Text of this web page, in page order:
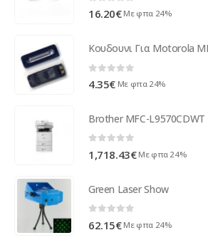
0 out of 5
16.20€ Με φπα 24%
Κουδουνι Για Motorola
4.35€ Με φπα 24%
1,718.43€ Με φπα 24%
Green Laser Show
62.15€ Με φπα 24%